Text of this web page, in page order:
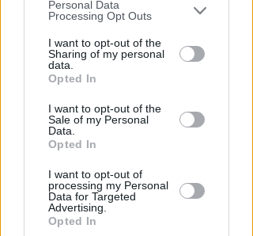
You may separately opt-out of the further
disclosure of your personal information
by third parties on the IAB’s list of
downstream participants.
by us to third parties on the IAB’s List of
Downstream Participants that may
further disclose it to other third parties.
Personal Data
Processing Opt Outs
I want to opt-out of the
Sharing of my personal
data.
Opted In
I want to opt-out of the
Sale of my Personal
Data.
Opted In
I want to opt-out of
processing my Personal
Data for Targeted
Advertising.
Opted In
PIAZZA TRE MARTIRI
Aspettando papa Leone, una
ligaza in piazza Tre Martiri
Redazione